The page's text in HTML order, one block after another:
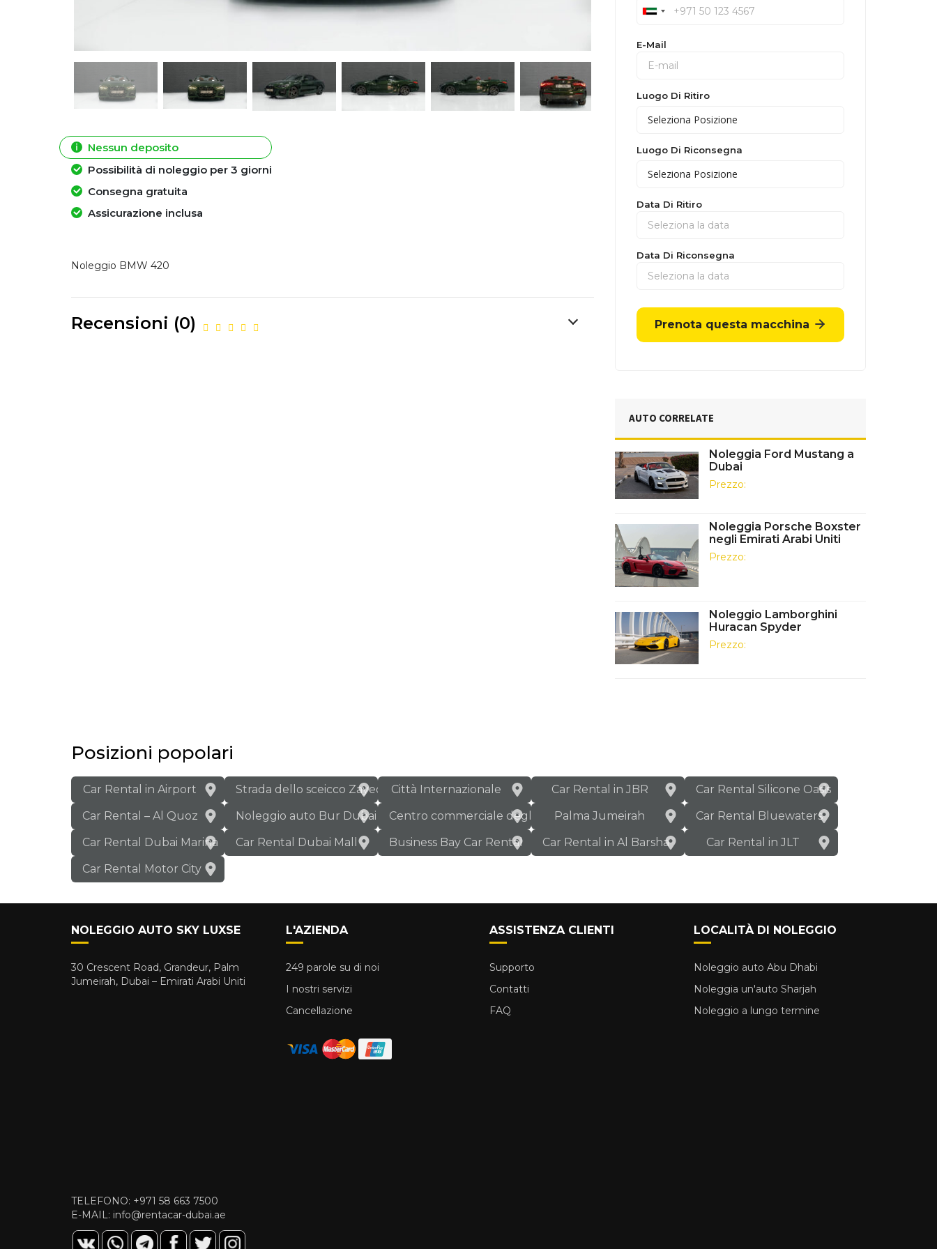
Nessun deposito
Possibilità di noleggio per 3 giorni
Consegna gratuita
Assicurazione inclusa
Noleggio BMW 420
Recensioni (0)
E-Mail
Luogo Di Ritiro
Luogo Di Riconsegna
Data Di Ritiro
Data Di Riconsegna
Prenota questa macchina
AUTO CORRELATE
Noleggia Ford Mustang a
Dubai
Prezzo:
Noleggia Porsche Boxster
negli Emirati Arabi Uniti
Prezzo:
Noleggio Lamborghini
Huracan Spyder
Prezzo:
Posizioni popolari
Car Rental in Airport Strada dello sceicco Zayed Città Internazionale Car Rental in JBR
Car Rental Silicone Oasis
Car Rental – Al Quoz
Noleggio auto Bur Dubai Centro commerciale degli EmiratiPalma Jumeirah
Car Rental Bluewaters
Car Rental Dubai Marina
Car Rental Dubai Mall Business Bay Car Rental Car Rental in Al Barsha
Car Rental in JLT
Car Rental Motor City
NOLEGGIO AUTO SKY LUXSE
30 Crescent Road, Grandeur, Palm
Jumeirah, Dubai – Emirati Arabi Uniti
TELEFONO: +971 58 663 7500
E-MAIL: info@rentacar-dubai.ae
L'AZIENDA
249 parole su di noi
I nostri servizi
Cancellazione
ASSISTENZA CLIENTI
Supporto
Contatti
FAQ
LOCALITÀ DI NOLEGGIO
Noleggio auto Abu Dhabi
Noleggia un'auto Sharjah
Noleggio a lungo termine